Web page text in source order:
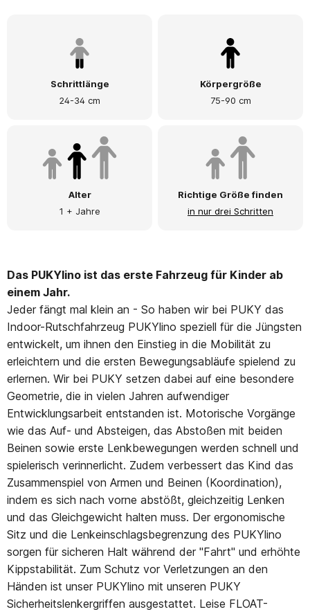
Schrittlänge
24-34 cm
Körpergröße
75-90 cm
Alter
1 + Jahre
Richtige Größe finden
in nur drei Schritten
Das PUKYlino ist das erste Fahrzeug für Kinder ab
einem Jahr.
Jeder fängt mal klein an - So haben wir bei PUKY das
Indoor-Rutschfahrzeug PUKYlino speziell für die Jüngsten
entwickelt, um ihnen den Einstieg in die Mobilität zu
erleichtern und die ersten Bewegungsabläufe spielend zu
erlernen. Wir bei PUKY setzen dabei auf eine besondere
Geometrie, die in vielen Jahren aufwendiger
Entwicklungsarbeit entstanden ist. Motorische Vorgänge
wie das Auf- und Absteigen, das Abstoßen mit beiden
Beinen sowie erste Lenkbewegungen werden schnell und
spielerisch verinnerlicht. Zudem verbessert das Kind das
Zusammenspiel von Armen und Beinen (Koordination),
indem es sich nach vorne abstößt, gleichzeitig Lenken
und das Gleichgewicht halten muss. Der ergonomische
Sitz und die Lenkeinschlagsbegrenzung des PUKYlino
sorgen für sicheren Halt während der "Fahrt" und erhöhte
Kippstabilität. Zum Schutz vor Verletzungen an den
Händen ist unser PUKYlino mit unseren PUKY
Sicherheitslenkergriffen ausgestattet. Leise FLOAT-